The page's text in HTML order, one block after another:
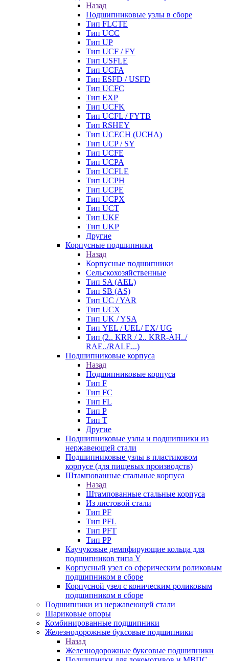
Назад
Подшипниковые узлы в сборе
Тип FLCTE
Тип UCC
Тип UP
Тип UCF / FY
Тип USFLE
Тип UCFA
Тип ESFD / USFD
Тип UCFC
Тип EXP
Тип UCFK
Тип UCFL / FYTB
Тип RSHEY
Тип UCECH (UCHA)
Тип UCP / SY
Тип UCFE
Тип UCPA
Тип UCFLE
Тип UCPH
Тип UCPE
Тип UCPX
Тип UCT
Тип UKF
Тип UKP
Другие
Корпусные подшипники
Назад
Корпусные подшипники
Сельскохозяйственные
Тип SA (AEL)
Тип SB (AS)
Тип UC / YAR
Тип UCX
Тип UK / YSA
Тип YEL / UEL/ EX/ UG
Тип (2.. KRR / 2.. KRR-AH../
RAE../RALE...)
Подшипниковые корпуса
Назад
Подшипниковые корпуса
Тип F
Тип FC
Тип FL
Тип P
Тип T
Другие
Подшипниковые узлы и подшипники из
нержавеющей стали
Подшипниковые узлы в пластиковом
корпусе (для пищевых производств)
Штампованные стальные корпуса
Назад
Штампованные стальные корпуса
Из листовой стали
Тип PF
Тип PFL
Тип PFT
Тип PP
Каучуковые демпфирующие кольца для
подшипников типа Y
Корпусный узел со сферическим роликовым
подшипником в сборе
Корпусной узел с коническим роликовым
подшипником в сборе
Подшипники из нержавеющей стали
Шариковые опоры
Комбинированные подшипники
Железнодорожные буксовые подшипники
Назад
Железнодорожные буксовые подшипники